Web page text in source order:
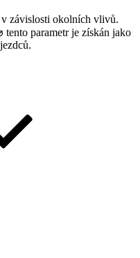
v závislosti okolních vlivů.
parametr je získán jako